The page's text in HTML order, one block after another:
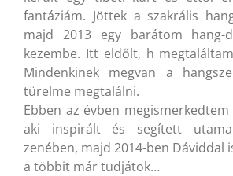
fantáziám. Jöttek a szakrális
majd 2013 egy barátom hang-
kezembe. Itt eldőlt, h
Mindenkinek megvan a
türelme megtalálni.
Ebben az évben megismerkedtem
aki inspirált és segített
zenében, majd 2014-ben Dáviddal
a többit már tudjátok…